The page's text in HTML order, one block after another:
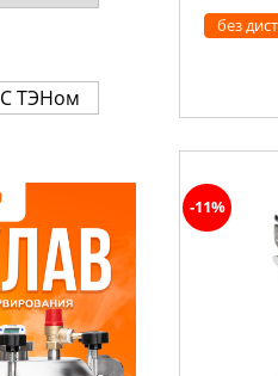
С ТЭНом
без
-11%